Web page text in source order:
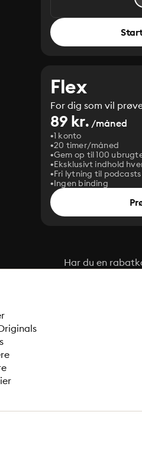
Flex
For dig som vil
89 kr. /måned
1 konto
20 timer/måned
Gem op til 100
Eksklusivt indhold
Fri lytning til podcasts
Ingen binding
Har du en